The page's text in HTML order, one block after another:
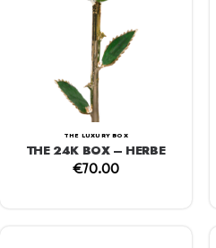
THE LUXURY BOX
THE 24K BOX – HERBE
€70.00